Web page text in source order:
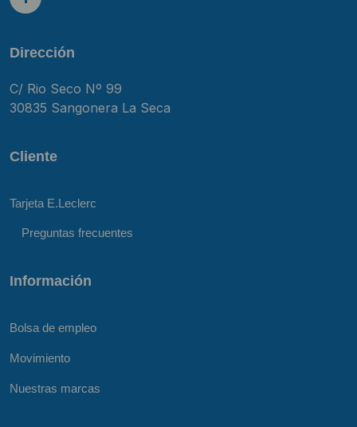
Dirección
C/ Rio Seco Nº 99
30835 Sangonera La Seca
Cliente
Tarjeta E.Leclerc
Preguntas frecuentes
Información
Bolsa de empleo
Movimiento
Nuestras marcas